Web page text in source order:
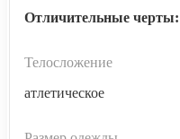
Отличительные черты:
Телосложение
атлетическое